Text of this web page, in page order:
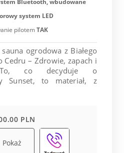
system LED
pilotemTAK
ogrodowa z Białego
Cedru – Zdrowie, zapach i
To, co decyduje o
Sunset, to materiał, z
PLN
Pokaż